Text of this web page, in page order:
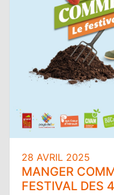
28 AVRIL 2025
MANGER
FESTIVAL DES